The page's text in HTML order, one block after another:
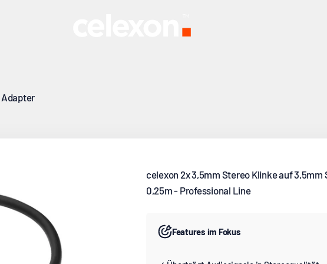
celexon 2x 3,5mm Stereo Klinke auf
0,25m - Professional Line
Features im Fokus